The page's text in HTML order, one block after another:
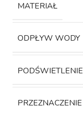
MATERIAŁ
ODPŁYW WODY
PODŚWIETLENIE
PRZEZNACZENIE